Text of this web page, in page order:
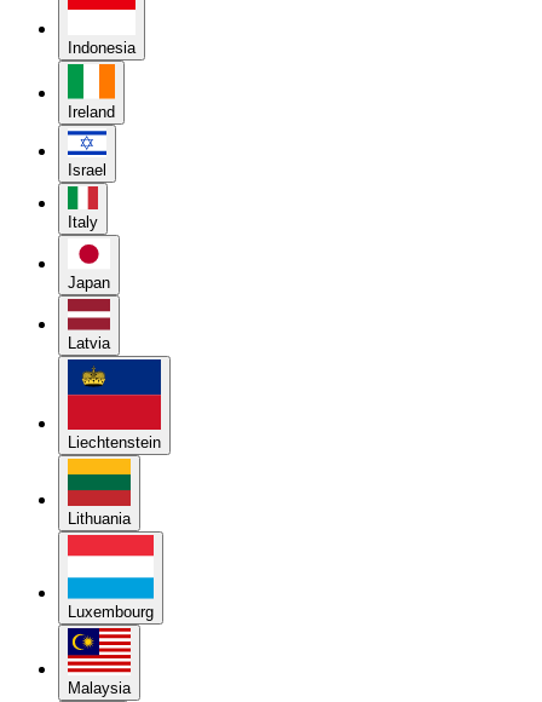
Indonesia
Ireland
Israel
Italy
Japan
Latvia
Liechtenstein
Lithuania
Luxembourg
Malaysia